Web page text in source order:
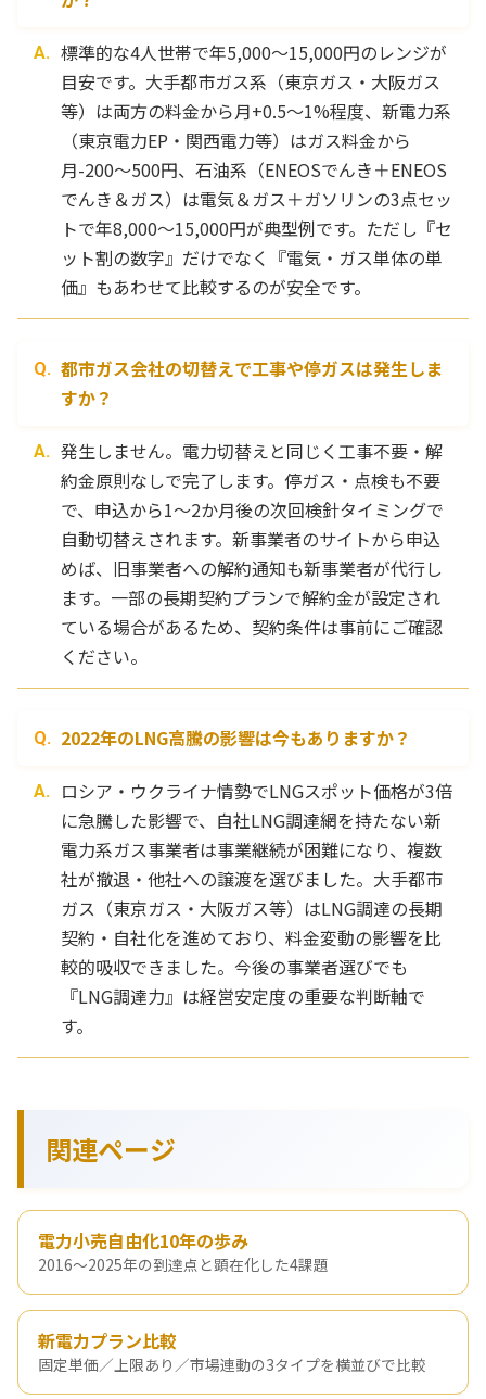
標準的な4人世帯で年5,000〜15,000円のレンジが
目安です。大手都市ガス系（東京ガス・大阪ガス
等）は両方の料金から月+0.5〜1%程度、新電力系
（東京電力EP・関西電力等）はガス料金から
月-200〜500円、石油系（ENEOSでんき＋ENEOS
でんき＆ガス）は電気＆ガス＋ガソリンの3点セッ
トで年8,000〜15,000円が典型例です。ただし『セ
ット割の数字』だけでなく『電気・ガス単体の単
価』もあわせて比較するのが安全です。
都市ガス会社の切替えで工事や停ガスは発生しま
すか？
発生しません。電力切替えと同じく工事不要・解
約金原則なしで完了します。停ガス・点検も不要
で、申込から1〜2か月後の次回検針タイミングで
自動切替えされます。新事業者のサイトから申込
めば、旧事業者への解約通知も新事業者が代行し
ます。一部の長期契約プランで解約金が設定され
ている場合があるため、契約条件は事前にご確認
ください。
2022年のLNG高騰の影響は今もありますか？
ロシア・ウクライナ情勢でLNGスポット価格が3倍
に急騰した影響で、自社LNG調達網を持たない新
電力系ガス事業者は事業継続が困難になり、複数
社が撤退・他社への譲渡を選びました。大手都市
ガス（東京ガス・大阪ガス等）はLNG調達の長期
契約・自社化を進めており、料金変動の影響を比
較的吸収できました。今後の事業者選びでも
『LNG調達力』は経営安定度の重要な判断軸で
す。
関連ページ
電力小売自由化10年の歩み
2016〜2025年の到達点と顕在化した4課題
新電力プラン比較
固定単価／上限あり／市場連動の3タイプを横並びで比較